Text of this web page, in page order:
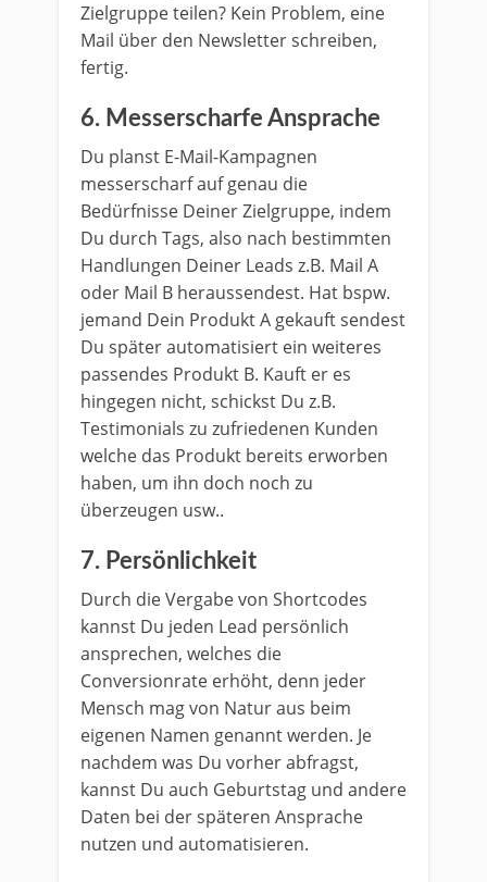
Zielgruppe teilen? Kein Problem, eine
Mail über den Newsletter schreiben,
fertig.
6. Messerscharfe Ansprache
Du planst E-Mail-Kampagnen
messerscharf auf genau die
Bedürfnisse Deiner Zielgruppe, indem
Du durch Tags, also nach bestimmten
Handlungen Deiner Leads z.B. Mail A
oder Mail B heraussendest. Hat bspw.
jemand Dein Produkt A gekauft sendest
Du später automatisiert ein weiteres
passendes Produkt B. Kauft er es
hingegen nicht, schickst Du z.B.
Testimonials zu zufriedenen Kunden
welche das Produkt bereits erworben
haben, um ihn doch noch zu
überzeugen usw..
7. Persönlichkeit
Durch die Vergabe von Shortcodes
kannst Du jeden Lead persönlich
ansprechen, welches die
Conversionrate erhöht, denn jeder
Mensch mag von Natur aus beim
eigenen Namen genannt werden. Je
nachdem was Du vorher abfragst,
kannst Du auch Geburtstag und andere
Daten bei der späteren Ansprache
nutzen und automatisieren.